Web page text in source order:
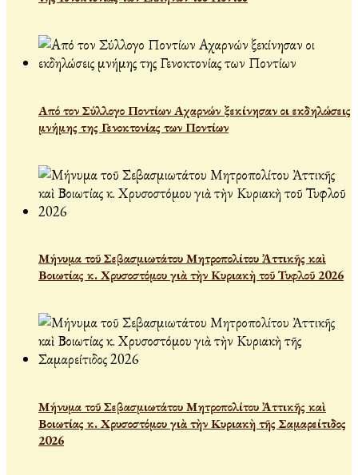
Από τον Σύλλογο Ποντίων Αχαρνών ξεκίνησαν οι εκδηλώσεις
μνήμης της Γενοκτονίας των Ποντίων
Μήνυμα τοῦ Σεβασμιωτάτου Μητροπολίτου Ἀττικῆς καὶ
Βοιωτίας κ. Χρυσοστόμου γιὰ τὴν Κυριακὴ τοῦ Τυφλοῦ 2026
Μήνυμα τοῦ Σεβασμιωτάτου Μητροπολίτου Ἀττικῆς καὶ
Βοιωτίας κ. Χρυσοστόμου γιὰ τὴν Κυριακὴ τῆς Σαμαρείτιδος
2026